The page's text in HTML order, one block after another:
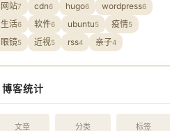
网站7 cdn6 hugo6 wordpress6
生活6 软件6 ubuntu5 疫情5
眼镜5 近视5 rss4 亲子4
博客统计
文章 分类 标签